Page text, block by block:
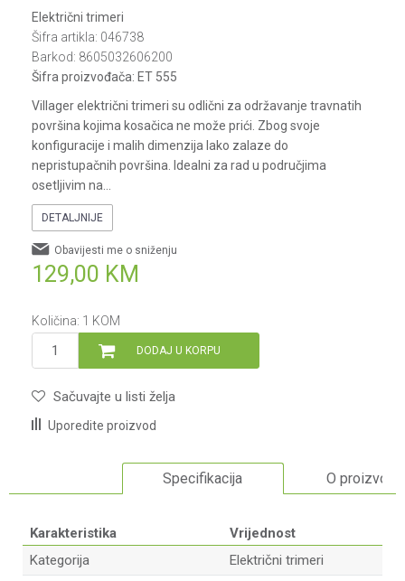
Električni trimeri
Šifra artikla: 046738
Barkod: 8605032606200
Šifra proizvođača: ET 555
Villager električni trimeri su odlični za održavanje travnatih
površina kojima kosačica ne može prići. Zbog svoje
konfiguracije i malih dimenzija lako zalaze do
nepristupačnih površina. Idealni za rad u područjima
osetljivim na
DETALJNIJE
129,00 KM
Obavijesti me o sniženju
Količina: 1 KOM
DODAJ U KORPU
Sačuvajte u listi želja
Uporedite proizvod
Specifikacija O proizvodu
Karakteristika
Vrijednost
Kategorija
Električni trimeri